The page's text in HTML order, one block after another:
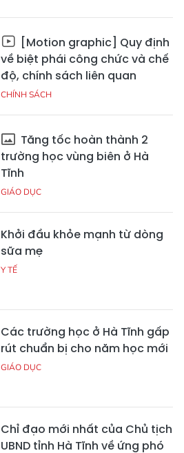
[Motion graphic] Quy định
về biệt phái công chức và chế
độ, chính sách liên quan
CHÍNH SÁCH
Tăng tốc hoàn thành 2
trường học vùng biên ở Hà
Tĩnh
GIÁO DỤC
Khởi đầu khỏe mạnh từ dòng
sữa mẹ
Y TẾ
Các trường học ở Hà Tĩnh gấp
rút chuẩn bị cho năm học mới
GIÁO DỤC
Chỉ đạo mới nhất của Chủ tịch
UBND tỉnh Hà Tĩnh về ứng phó